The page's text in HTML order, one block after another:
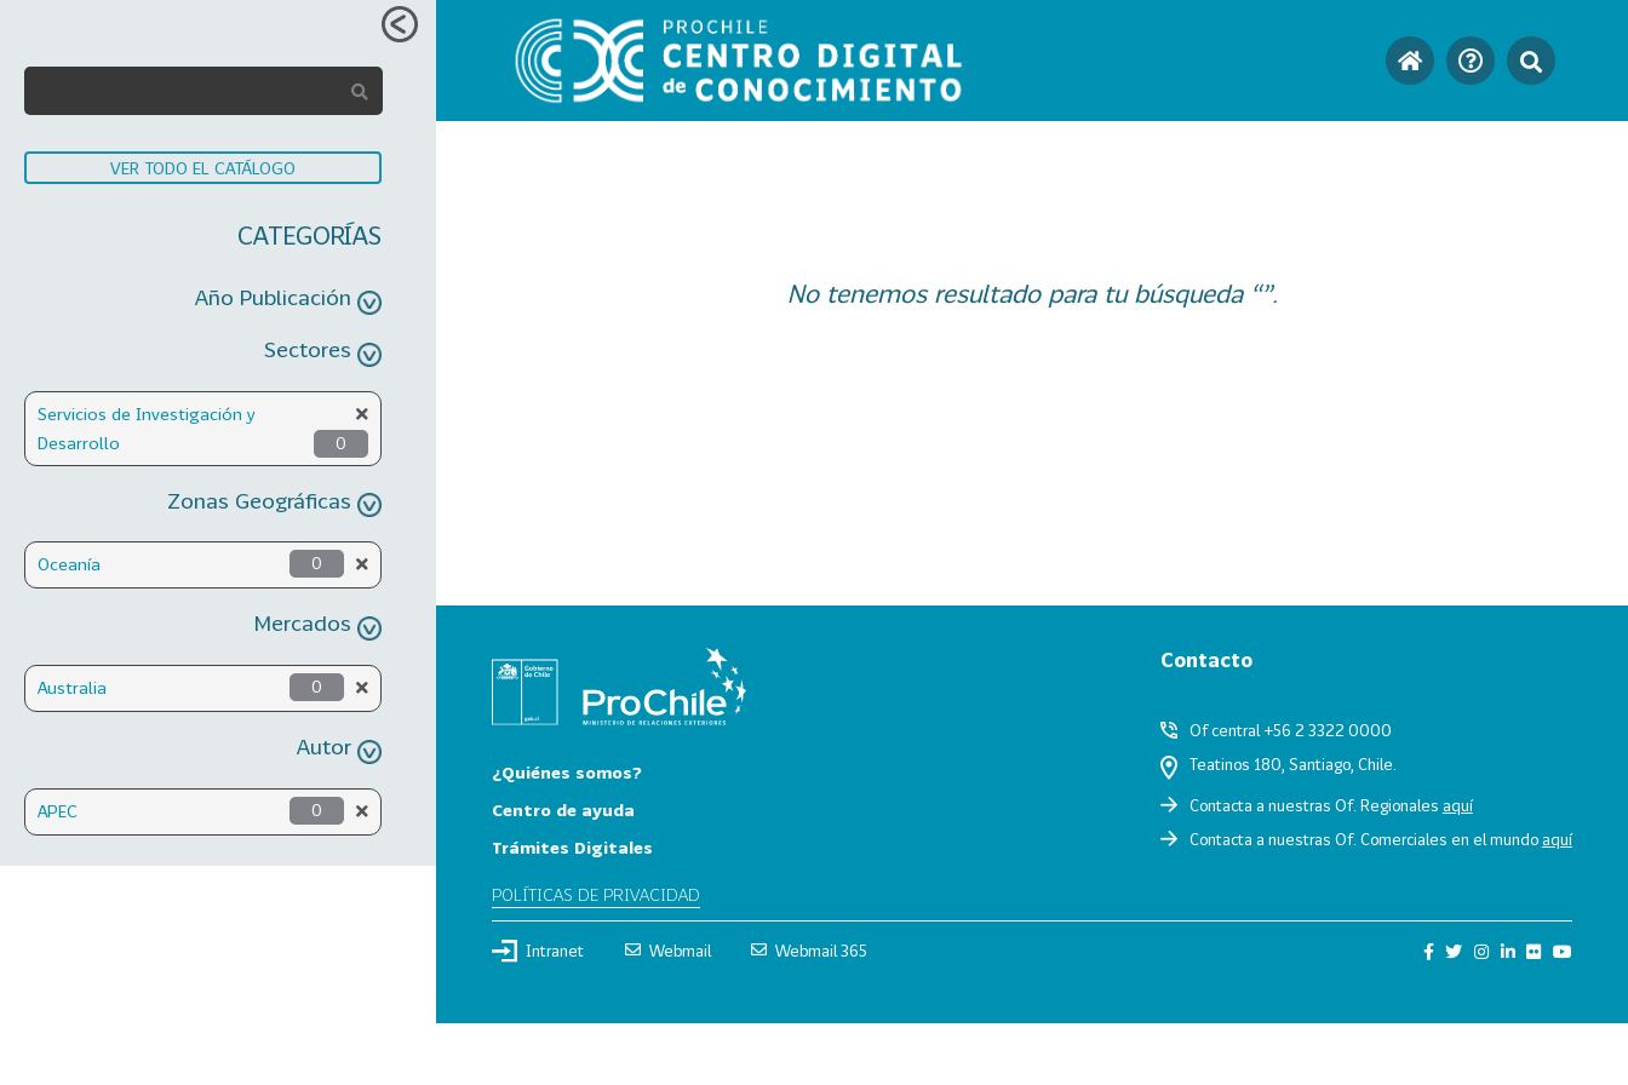
VER TODO EL CATÁLOGO
CATEGORÍAS
Año Publicación
Sectores
Servicios de Investigación y
Desarrollo
0
Zonas Geográficas
Oceanía 0
Mercados
Australia 0
Autor
APEC 0
No tenemos resultado para tu búsqueda “”.
¿Quiénes somos?
Centro de ayuda
Trámites Digitales
POLÍTICAS DE PRIVACIDAD
Contacto
Of central +56 2 3322 0000
Teatinos 180, Santiago, Chile.
Contacta a nuestras Of. Regionales aquí
Contacta a nuestras Of. Comerciales en el mundoaquí
Intranet Webmail Webmail 365